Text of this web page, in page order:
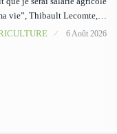
vie”, Thibault Lecomte,…
6 Août 2026